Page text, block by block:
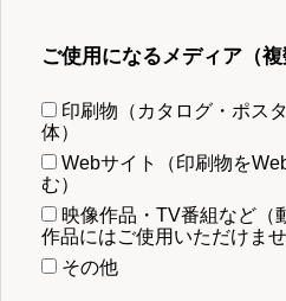
ご使用になるメディア（複
印刷物（カタログ・ポス
体）
Webサイト（印刷物を
む）
映像作品・TV番組など（
作品にはご使用いただけませ
その他